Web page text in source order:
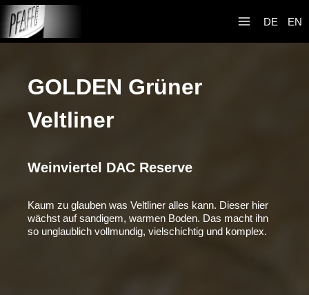
Zum
Inhalt
springen
DE EN
GOLDEN Grüner
Veltliner
Weinviertel DAC Reserve
Kaum zu glauben was Veltliner alles kann. Dieser hier
wächst auf sandigem, warmen Boden. Das macht ihn
so unglaublich vollmundig, vielschichtig und komplex.